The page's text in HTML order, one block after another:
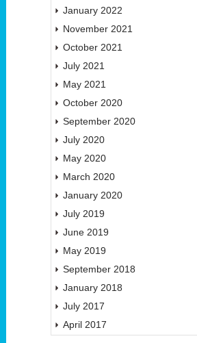
January 2022
November 2021
October 2021
July 2021
May 2021
October 2020
September 2020
July 2020
May 2020
March 2020
January 2020
July 2019
June 2019
May 2019
September 2018
January 2018
July 2017
April 2017